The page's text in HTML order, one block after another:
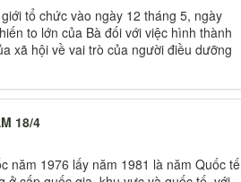
tổ chức vào ngày 12 tháng 5, ngày
to lớn của Bà đối với việc hình thành
xã hội về vai trò của người điều dưỡng
18/4
năm 1976 lấy năm 1981 là năm Quốc tế